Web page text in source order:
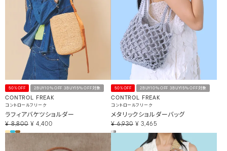
50%OFF 2BUY10％OFF 3BUY15％OFF対象
CONTROL FREAK
コントロールフリーク
ラフィアバケツショルダー
¥ 8,800 ¥ 4,400
50%OFF 2BUY10％OFF 3BUY15％OFF対象
CONTROL FREAK
コントロールフリーク
メタリックショルダーバッグ
¥ 6,930 ¥ 3,465